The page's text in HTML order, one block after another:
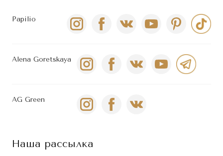
Papilio
Alena Goretskaya
AG Green
Наша рассылка